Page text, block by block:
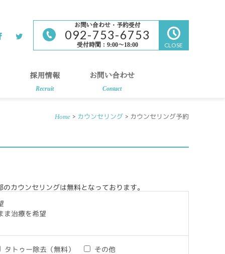
お問い合わせ・予約受付
092-753-6753
受付時間：9:00～18:00 CLOSE
採用情報
Recruit
お問い合わせ
Contact
Home > カウンセリング > カウンセリング予約
カウンセリングは無料となっております。
ま治療を希望
タトゥー除去（無料） その他